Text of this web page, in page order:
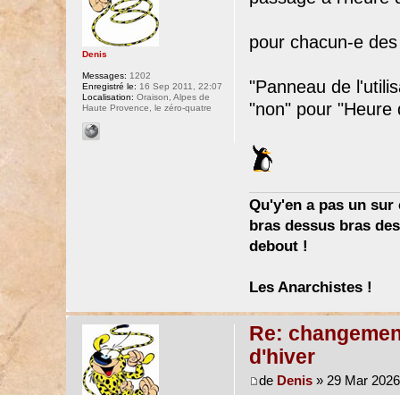
pour chacun-e
"Panneau de
"non" pour "Heure
Qu'y'en a pas un
bras dessus bras
debout !
Les Anarchistes !
Denis
Messages: 1202
Enregistré le: 16 Sep 2011, 22:07
Localisation: Oraison, Alpes de
Haute Provence, le zéro-quatre
Re:
d'hiver
de Denis» 29 Mar